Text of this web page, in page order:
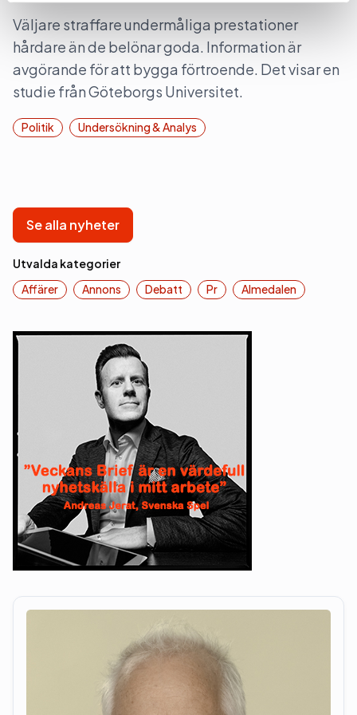
Väljare straffare undermåliga prestationer
hårdare än de belönar goda. Information är
avgörande för att bygga förtroende. Det visar en
studie från Göteborgs Universitet.
Politik Undersökning & Analys
Se alla nyheter
Utvalda kategorier
Affärer
Annons Debatt Pr Almedalen